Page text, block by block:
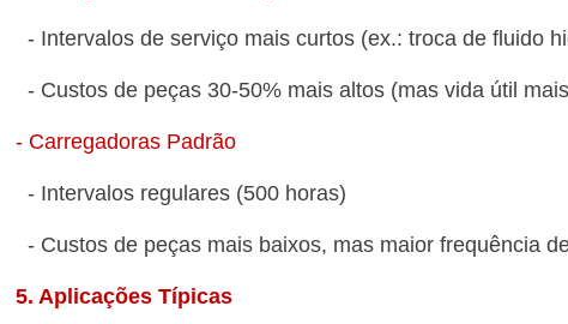
- Intervalos de serviço mais curtos (ex.: troca de fluido
- Custos de peças 30-50% mais altos (mas vida útil
- Carregadoras Padrão
- Intervalos regulares (500 horas)
- Custos de peças mais baixos, mas maior frequência
5. Aplicações Típicas